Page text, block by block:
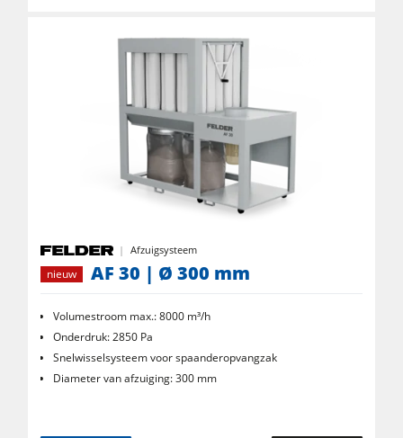
Afzuigsysteem
nieuw
AF 30 | Ø 300 mm
Volumestroom max.: 8000 m³/h
Onderdruk: 2850 Pa
Snelwisselsysteem voor spaanderopvangzak
Diameter van afzuiging: 300 mm